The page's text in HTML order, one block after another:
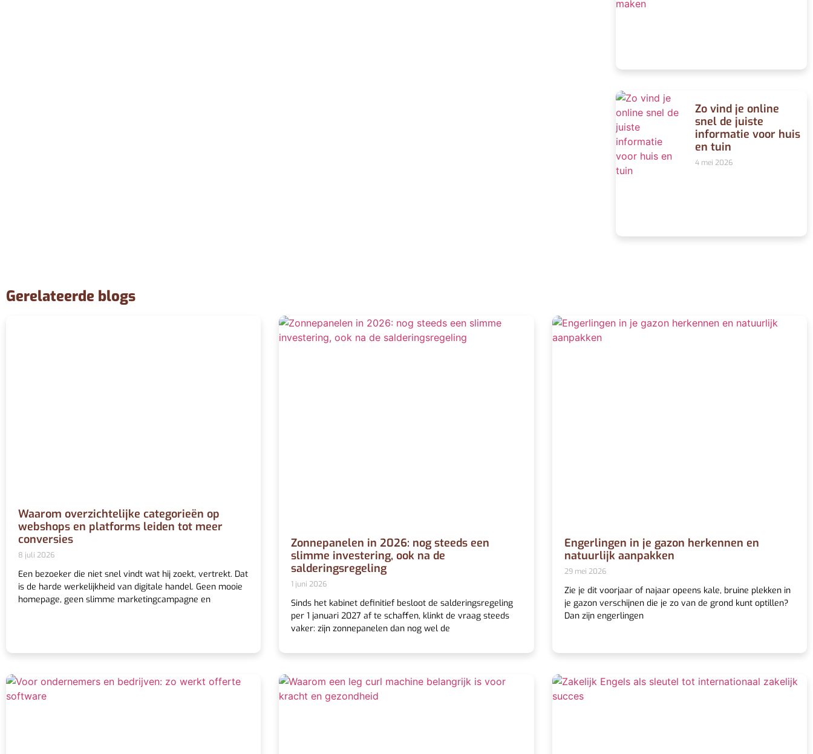
Zo vind je online
snel de juiste
informatie voor huis
en tuin
4 mei 2026
Gerelateerde blogs
Waarom overzichtelijke categorieën op
webshops en platforms leiden tot meer
conversies
8 juli 2026
Een bezoeker die niet snel vindt wat hij zoekt, vertrekt. Dat
is de harde werkelijkheid van digitale handel. Geen mooie
homepage, geen slimme marketingcampagne en
Zonnepanelen in 2026: nog steeds een
slimme investering, ook na de
salderingsregeling
1 juni 2026
Sinds het kabinet definitief besloot de salderingsregeling
per 1 januari 2027 af te schaffen, klinkt de vraag steeds
vaker: zijn zonnepanelen dan nog wel de
Engerlingen in je gazon herkennen en
natuurlijk aanpakken
29 mei 2026
Zie je dit voorjaar of najaar opeens kale, bruine plekken in
je gazon verschijnen die je zo van de grond kunt optillen?
Dan zijn engerlingen